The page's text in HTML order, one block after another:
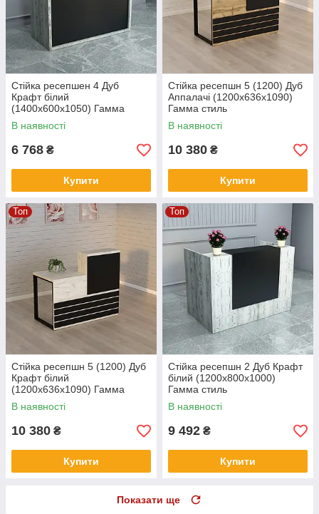
Стійка ресепшен 4 Дуб
Крафт білий
(1400x600x1050) Гамма
стиль
В наявності
6 768 ₴
Купити
Стійка ресепшн 5 (1200) Дуб
Аппалачі (1200x636x1090)
Гамма стиль
В наявності
10 380 ₴
Купити
Топ
Стійка ресепшн 5 (1200) Дуб
Крафт білий
(1200x636x1090) Гамма
стиль
В наявності
10 380 ₴
Купити
Топ
Стійка ресепшн 2 Дуб Крафт
білий (1200x800x1000)
Гамма стиль
В наявності
9 492 ₴
Купити
Показати ще